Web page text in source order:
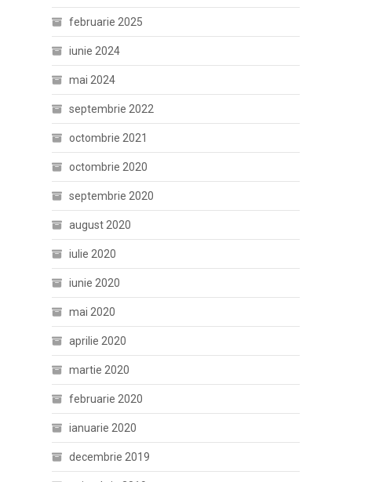
februarie 2025
iunie 2024
mai 2024
septembrie 2022
octombrie 2021
octombrie 2020
septembrie 2020
august 2020
iulie 2020
iunie 2020
mai 2020
aprilie 2020
martie 2020
februarie 2020
ianuarie 2020
decembrie 2019